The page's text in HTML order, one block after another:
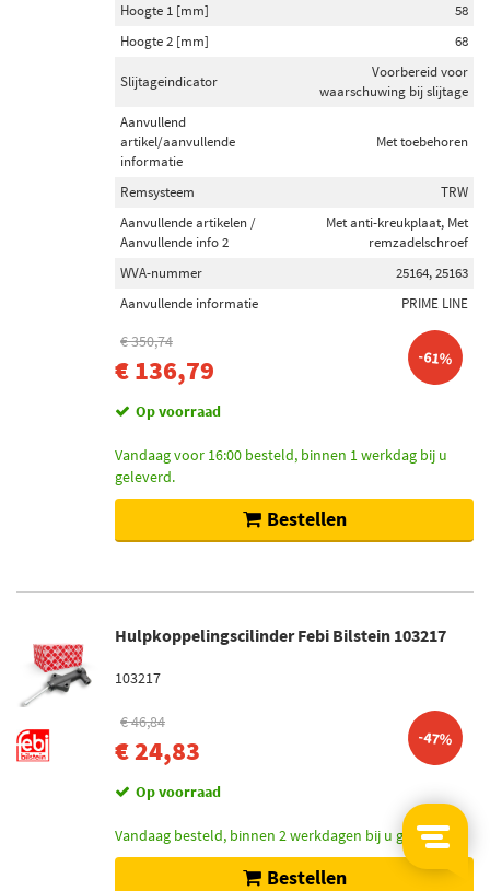
Hoogte 1 [mm]
58
Hoogte 2 [mm]
68
Slijtageindicator
Voorbereid voor
waarschuwing bij slijtage
Aanvullend
artikel/aanvullende
informatie
Met toebehoren
Remsysteem
TRW
Aanvullende artikelen /
Aanvullende info 2
Met anti-kreukplaat, Met
remzadelschroef
WVA-nummer
25164, 25163
Aanvullende informatie
PRIME LINE
€ 350,74
€ 136,79 -61%
Op voorraad
Vandaag voor 16:00 besteld, binnen 1 werkdag bij u
geleverd.
Bestellen
Hulpkoppelingscilinder Febi Bilstein 103217
103217
€ 46,84
€ 24,83 -47%
Op voorraad
Vandaag besteld, binnen 2 werkdagen bij u geleverd.
Bestellen